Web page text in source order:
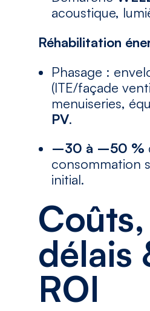
acoustique,
Réhabilitation
Phasage :
(ITE/façade
menuiseries,
PV.
–30 à –50 %
consommation
initial.
Coûts,
délais
ROI